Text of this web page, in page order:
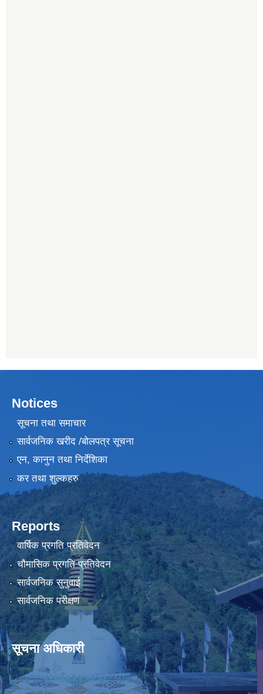
Notices
सूचना तथा समाचार
सार्वजनिक खरीद /बोलपत्र सूचना
एन, कानुन तथा निर्देशिका
कर तथा शुल्कहरु
Reports
वार्षिक प्रगति प्रतिवेदन
चौमासिक प्रगति प्रतिवेदन
सार्वजनिक सुनुवाई
सार्वजनिक परीक्षण
सूचना अधिकारी